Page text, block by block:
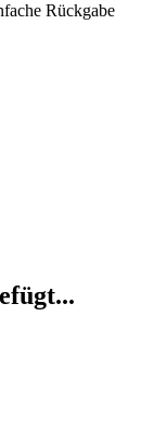
Rückgabe